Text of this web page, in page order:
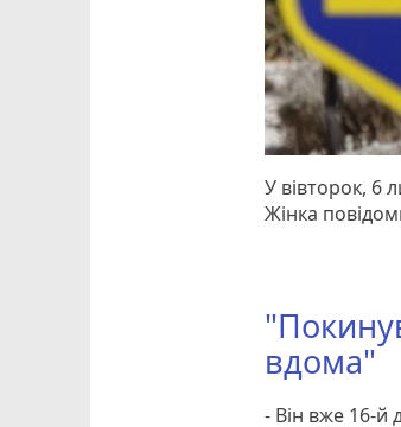
У вівторок, 6
Жінка
вдома"
- Він вже 16-й